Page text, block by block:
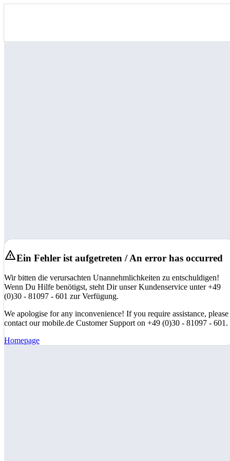
Ein Fehler ist aufgetreten / An error has occurred
Wir bitten die verursachten Unannehmlichkeiten zu entschuldigen!
Wenn Du Hilfe benötigst, steht Dir unser Kundenservice unter +49
(0)30 - 81097 - 601 zur Verfügung.
We apologise for any inconvenience! If you require assistance, please
contact our mobile.de Customer Support on +49 (0)30 - 81097 - 601.
Homepage